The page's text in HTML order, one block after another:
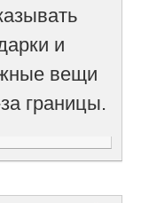
и
вещи
границы.